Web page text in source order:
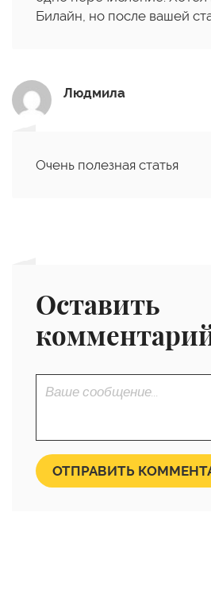
Билайн, но после вашей
Людмила
Очень полезная статья
Оставить
ОТПРАВИТЬ